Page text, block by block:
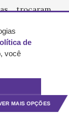
MAIS OPÇÕES
trocaram
ferimentos,
vezes,
obrigando-
não pôde
de
você